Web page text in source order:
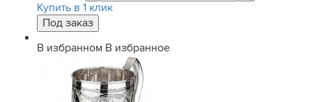
Купить в 1 клик
В избранном В избранное